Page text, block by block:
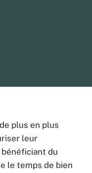
plus en plus
leur
du
le temps de bien